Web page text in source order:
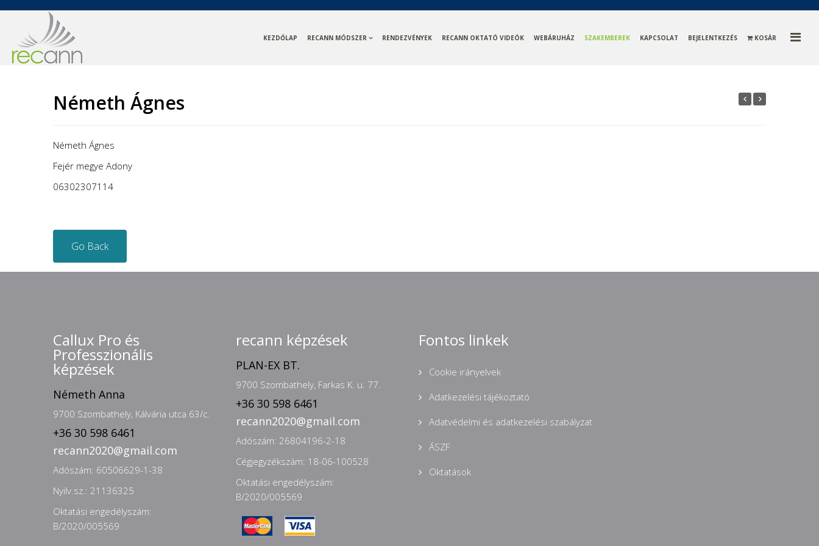
KEZDŐLAP RECANN MÓDSZER RENDEZVÉNYEK RECANN OKTATÓ VIDEÓK WEBÁRUHÁZ SZAKEMBEREK KAPCSOLAT BEJELENTKEZÉS KOSÁR
Németh Ágnes
Németh Ágnes
Fejér megye Adony
06302307114
Go Back
Callux Pro és
Professzionális
képzések
Németh Anna
9700 Szombathely, Kálvária utca 63/c.
+36 30 598 6461
recann2020@gmail.com
Adószám: 60506629-1-38
Nyilv.sz.: 21136325
Oktatási engedélyszám:
B/2020/005569
recann képzések
PLAN-EX BT.
9700 Szombathely, Farkas K. u. 77.
+36 30 598 6461
recann2020@gmail.com
Adószám: 26804196-2-18
Cégjegyzékszám: 18-06-100528
Oktatási engedélyszám:
B/2020/005569
Fontos linkek
Cookie irányelvek
Adatkezelési tájékoztató
Adatvédelmi és adatkezelési szabályzat
ÁSZF
Oktatások